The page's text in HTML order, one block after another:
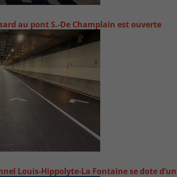
au pont S.-De Champlain est ouverte
Louis-Hippolyte-La Fontaine se dote